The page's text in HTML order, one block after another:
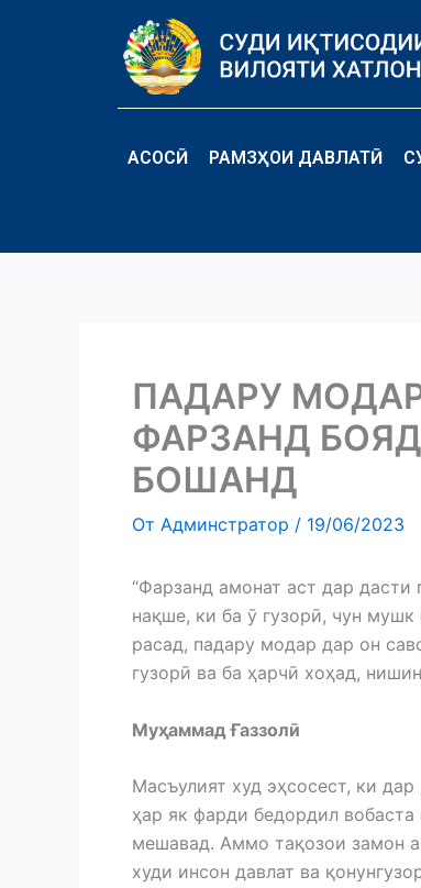
АСОСӢ РАМЗҲОИ ДАВЛАТӢ
ПАДАРУ
ФАРЗАНД
БОШАНД
От Админстратор / 19/06/2023
“Фарзанд амонат аст дар
нақше, ки ба ӯ гузорӣ, чун
расад, падару модар дар он
гузорӣ ва ба ҳарчӣ хоҳад,
Муҳаммад Ғаззолӣ
Масъулият худ эҳсосест, ки
ҳар як фарди бедордил
мешавад. Аммо тақозои замон
худи инсон давлат ва